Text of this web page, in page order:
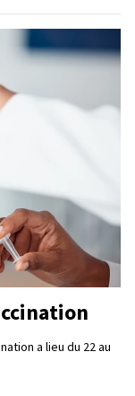
a lieu du 22 au